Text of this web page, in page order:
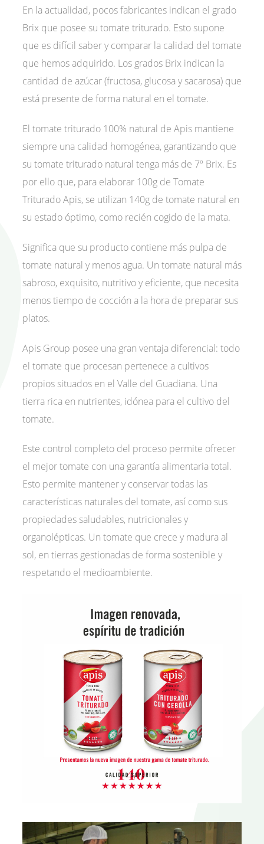
En la actualidad, pocos fabricantes indican el grado
Brix que posee su tomate triturado. Esto supone
que es difícil saber y comparar la calidad del tomate
que hemos adquirido. Los grados Brix indican la
cantidad de azúcar (fructosa, glucosa y sacarosa) que
está presente de forma natural en el tomate.
El tomate triturado 100% natural de Apis mantiene
siempre una calidad homogénea, garantizando que
su tomate triturado natural tenga más de 7º Brix. Es
por ello que, para elaborar 100g de Tomate
Triturado Apis, se utilizan 140g de tomate natural en
su estado óptimo, como recién cogido de la mata.
Significa que su producto contiene más pulpa de
tomate natural y menos agua. Un tomate natural más
sabroso, exquisito, nutritivo y eficiente, que necesita
menos tiempo de cocción a la hora de preparar sus
platos.
Apis Group posee una gran ventaja diferencial: todo
el tomate que procesan pertenece a cultivos
propios situados en el Valle del Guadiana. Una
tierra rica en nutrientes, idónea para el cultivo del
tomate.
Este control completo del proceso permite ofrecer
el mejor tomate con una garantía alimentaria total.
Esto permite mantener y conservar todas las
características naturales del tomate, así como sus
propiedades saludables, nutricionales y
organolépticas. Un tomate que crece y madura al
sol, en tierras gestionadas de forma sostenible y
respetando el medioambiente.